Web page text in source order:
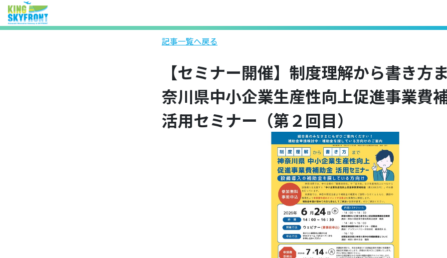
記事一覧へ戻る
【セミナー開催】制度理解から書き
奈川県中小企業生産性向上促進事業
活用セミナー（第２回目）